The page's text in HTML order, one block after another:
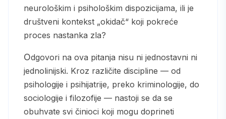
neurološkim i psihološkim dispozicijama, ili je
društveni kontekst „okidač“ koji pokreće
proces nastanka zla?
Odgovori na ova pitanja nisu ni jednostavni ni
jednolinijski. Kroz različite discipline — od
psihologije i psihijatrije, preko kriminologije, do
sociologije i filozofije — nastoji se da se
obuhvate svi činioci koji mogu doprineti